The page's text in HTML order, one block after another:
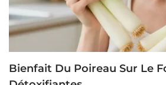
Bienfait Du Poireau Sur Le